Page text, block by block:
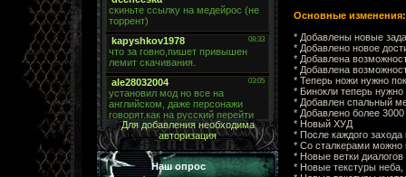
Для добавления необходима
авторизация
Наш опрос
Основные изменения:
* Добавлены новые
* Добавлено новое
* Добавлена
* Добавлена
* Теперь ножи нужно
* Бинокли теперь
* Добавлен спальный
* Добавлено более
* Новый ХУД
* После каждого
* Со сталкерами можно
* Новые ветки
* Новые текстуры неба,